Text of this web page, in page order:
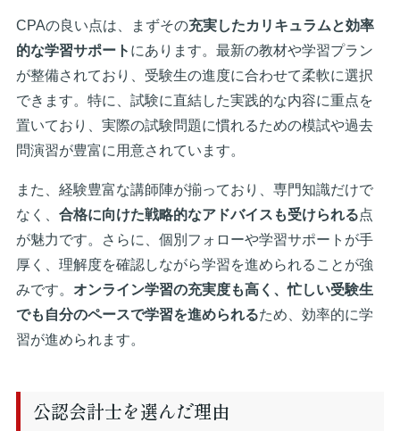
CPAの良い点は、まずその充実したカリキュラムと効率
的な学習サポート にあります。最新の教材や学習プラン
が整備されており、受験生の進度に合わせて柔軟に選択
できます。特に、試験に直結した実践的な内容に重点を
置いており、実際の試験問題に慣れるための模試や過去
問演習が豊富に用意されています。
また、経験豊富な講師陣が揃っており、専門知識だけで
なく、 合格に向けた戦略的なアドバイスも受けられる点
が魅力です。さらに、個別フォローや学習サポートが手
厚く、理解度を確認しながら学習を進められることが強
みです。 オンライン学習の充実度も高く、忙しい受験生
でも自分のペースで学習を進められるため、効率的に学
習が進められます。
公認会計士を選んだ理由